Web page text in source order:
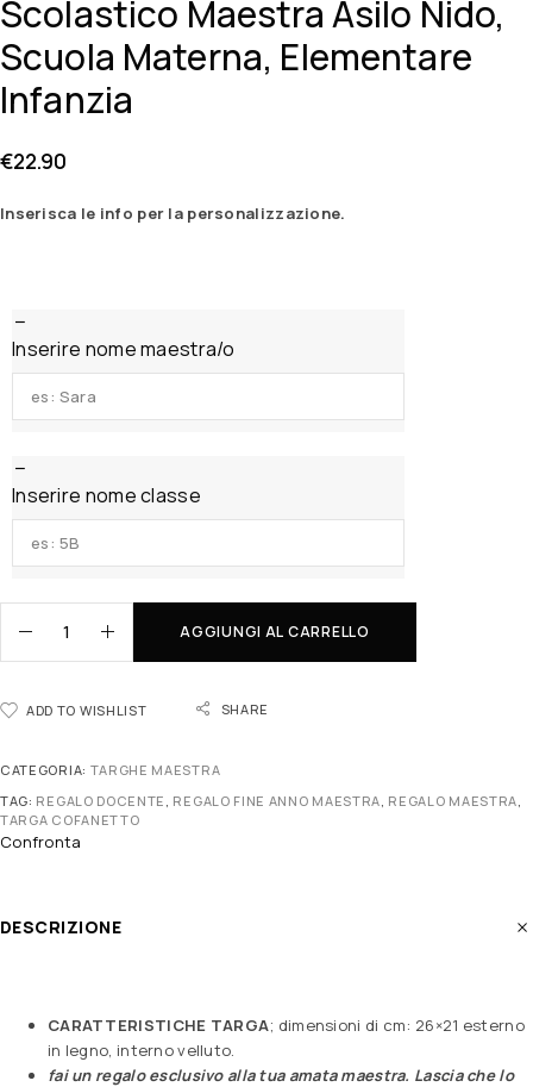
Scolastico Maestra Asilo Nido,
Scuola Materna, Elementare
Infanzia
€22.90
Inserisca le info per la personalizzazione.
Inserire nome maestra/o
Inserire nome classe
AGGIUNGI AL CARRELLO
ADD TO WISHLIST SHARE
CATEGORIA: TARGHE MAESTRA
TAG: REGALO DOCENTE REGALO FINE ANNO MAESTRA REGALO MAESTRA
TARGA COFANETTO
Confronta
DESCRIZIONE
CARATTERISTICHE TARGA; dimensioni di cm: 26×21 esterno
in legno, interno velluto.
fai un regalo esclusivo alla tua amata maestra. Lascia che lo